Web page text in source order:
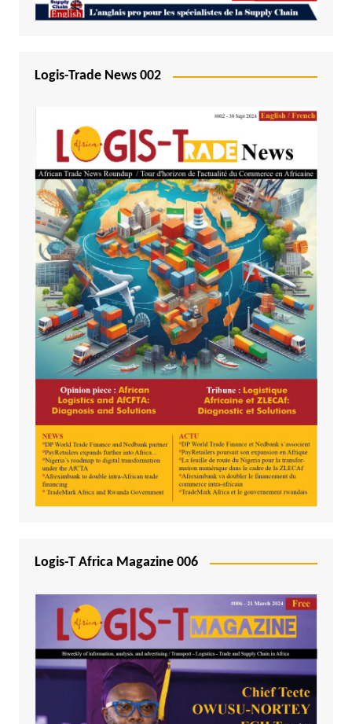
Logis-Trade News 002
Logis-T Africa Magazine 006